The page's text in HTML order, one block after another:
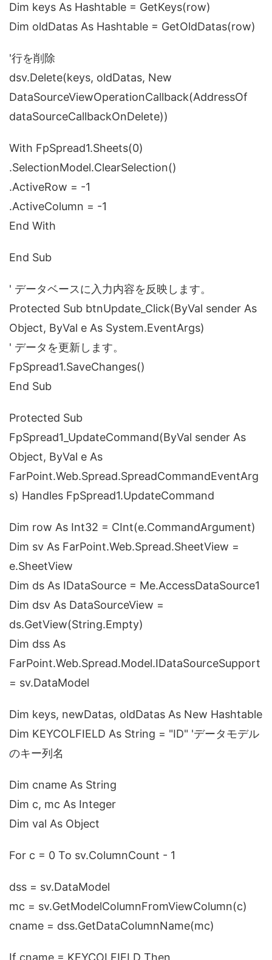
Dim keys As Hashtable = GetKeys(row)
Dim oldDatas As Hashtable = GetOldDatas(row)
'行を削除
dsv.Delete(keys, oldDatas, New
DataSourceViewOperationCallback(AddressOf
dataSourceCallbackOnDelete))
With FpSpread1.Sheets(0)
.SelectionModel.ClearSelection()
.ActiveRow = -1
.ActiveColumn = -1
End With
End Sub
' データベースに入力内容を反映します。
Protected Sub btnUpdate_Click(ByVal sender As
Object, ByVal e As System.EventArgs)
' データを更新します。
FpSpread1.SaveChanges()
End Sub
Protected Sub
FpSpread1_UpdateCommand(ByVal sender As
Object, ByVal e As
FarPoint.Web.Spread.SpreadCommandEventArg
s) Handles FpSpread1.UpdateCommand
Dim row As Int32 = CInt(e.CommandArgument)
Dim sv As FarPoint.Web.Spread.SheetView =
e.SheetView
Dim ds As IDataSource = Me.AccessDataSource1
Dim dsv As DataSourceView =
ds.GetView(String.Empty)
Dim dss As
FarPoint.Web.Spread.Model.IDataSourceSupport
= sv.DataModel
Dim keys, newDatas, oldDatas As New Hashtable
Dim KEYCOLFIELD As String = "ID" 'データモデル
のキー列名
Dim cname As String
Dim c, mc As Integer
Dim val As Object
For c = 0 To sv.ColumnCount - 1
dss = sv.DataModel
mc = sv.GetModelColumnFromViewColumn(c)
cname = dss.GetDataColumnName(mc)
If cname = KEYCOLFIELD Then